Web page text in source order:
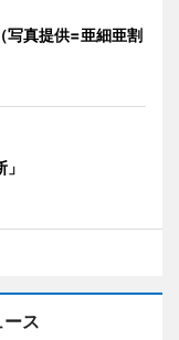
写真提供=亜細亜割
ス